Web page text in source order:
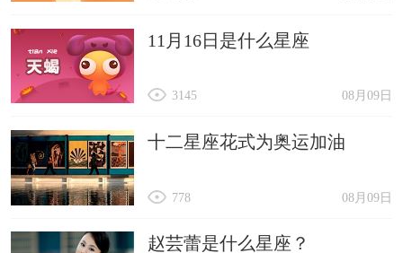
11月16日是什么星座
08月09日
3145
十二星座花式为奥运加油
08月09日
778
赵芸蕾是什么星座？